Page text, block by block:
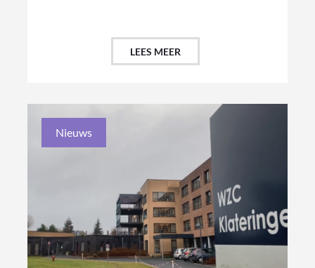
LEES MEER
Nieuws